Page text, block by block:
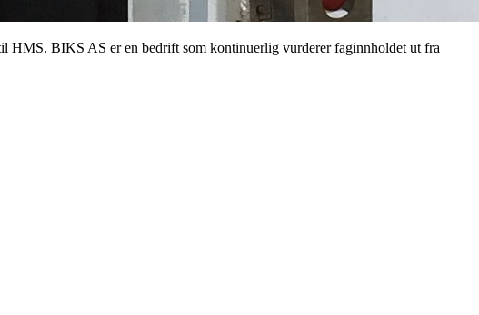
HMS. BIKS AS er en bedrift som kontinuerlig vurderer faginnholdet ut fra